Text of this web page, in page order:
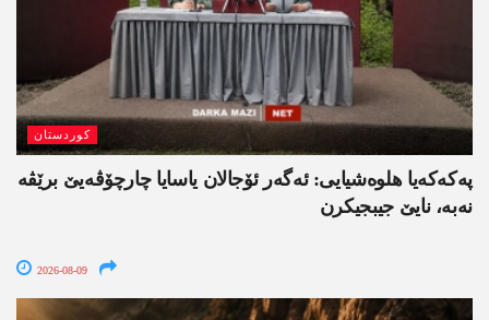
کوردستان
په‌كه‌كه‌یا هلوه‌شیایی: ئەگەر ئۆجالان یاسایا چارچۆڤەیێ برێڤە
نه‌به‌، نایێ جیبجیکرن
2026-08-09